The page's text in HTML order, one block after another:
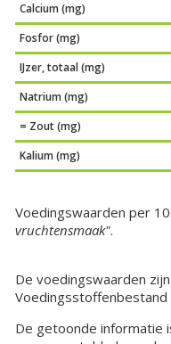
Calcium (mg)
Fosfor (mg)
IJzer, totaal (mg)
Natrium (mg)
= Zout (mg)
Kalium (mg)
Voedingswaarden per
vruchtensmaak".
De voedingswaarden
De getoonde informatie